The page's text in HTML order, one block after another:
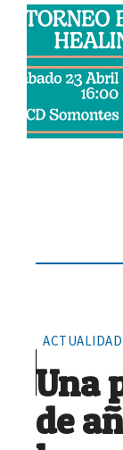
ACTUALIDAD
Una
de